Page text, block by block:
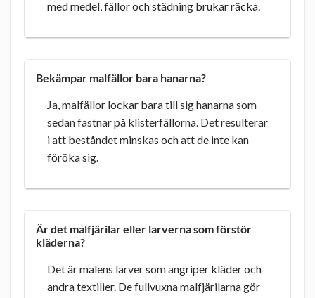
med medel, fällor och städning brukar räcka.
Bekämpar malfällor bara hanarna?
Ja, malfällor lockar bara till sig hanarna som
sedan fastnar på klisterfällorna. Det resulterar
i att beståndet minskas och att de inte kan
föröka sig.
Är det malfjärilar eller larverna som förstör
kläderna?
Det är malens larver som angriper kläder och
andra textilier. De fullvuxna malfjärilarna gör